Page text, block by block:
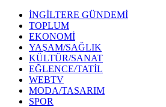
İNGİLTERE GÜNDEMİ
TOPLUM
EKONOMİ
YAŞAM/SAĞLIK
KÜLTÜR/SANAT
EĞLENCE/TATİL
WEBTV
MODA/TASARIM
SPOR